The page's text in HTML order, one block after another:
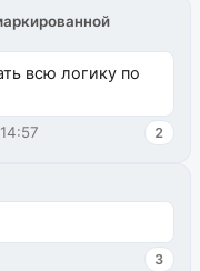
всю логику по
2
3